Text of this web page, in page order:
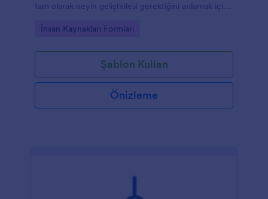
tam olarak neyin geliştirilesi gerektiğini anlamak için
Go to Category:
İnsan Kaynakları Formları
Şablon Kullan
Önizleme